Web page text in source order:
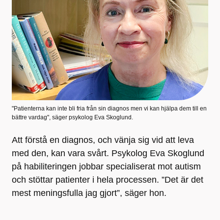
"Patienterna kan inte bli fria från sin diagnos men vi kan hjälpa dem till en
bättre vardag", säger psykolog Eva Skoglund.
Att förstå en diagnos, och vänja sig vid att leva
med den, kan vara svårt. Psykolog Eva Skoglund
på habiliteringen jobbar specialiserat mot autism
och stöttar patienter i hela processen. ”Det är det
mest meningsfulla jag gjort”, säger hon.